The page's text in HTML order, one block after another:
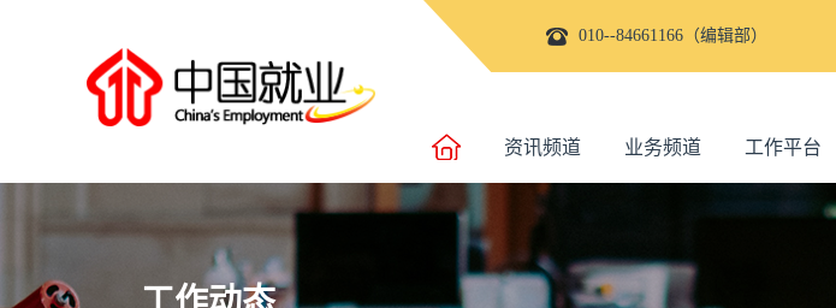
010--84661166（编辑部）
资讯频道 业务频道 工作平台